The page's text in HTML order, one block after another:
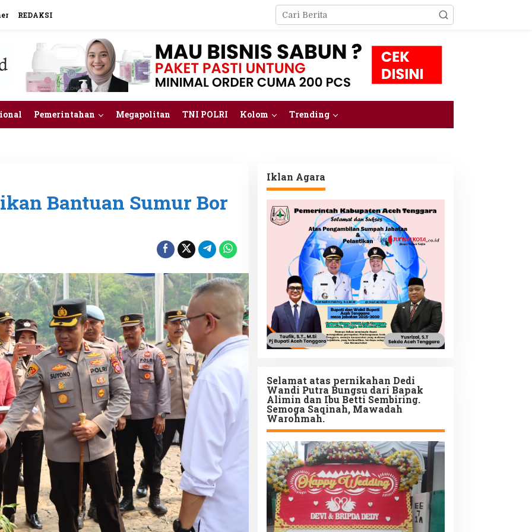
REDAKSI
Pemerintahan Megapolitan TNI POLRI Kolom Trending
Bantuan Sumur Bor
Iklan Agara
Selamat atas pernikahan Dedi
Wandi Putra Bungsu dari Bapak
Alimin dan Ibu Betti Sembiring.
Semoga Saqinah, Mawadah
Warohmah.